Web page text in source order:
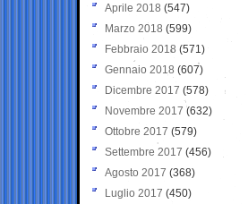
Aprile 2018 (547)
Marzo 2018 (599)
Febbraio 2018 (571)
Gennaio 2018 (607)
Dicembre 2017 (578)
Novembre 2017 (632)
Ottobre 2017 (579)
Settembre 2017 (456)
Agosto 2017 (368)
Luglio 2017 (450)